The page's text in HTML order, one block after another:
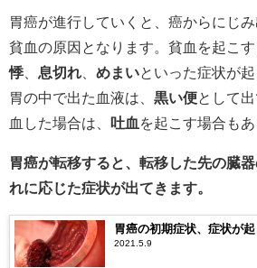
胃癌が進行していくと、癌からにじみ
貧血の原因となります。貧血を起こす
悸
息切れ めまいといった症状が
胃の中で出た血液は、 黒い便として
血した場合は、
吐血 を起こす場合もあ
胃癌が転移すると、転移した先の臓
れに応じた症状が出てきます。
胃癌の初期症状、症状が
2021.5.9